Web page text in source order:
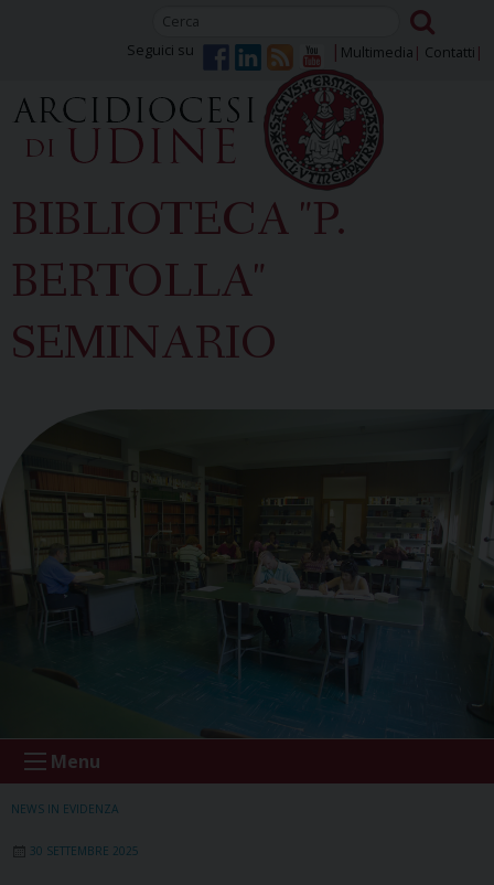
Multimedia Contatti
Seguici su
BIBLIOTECA "P.
BERTOLLA"
SEMINARIO
Menu
NEWS IN EVIDENZA
30 SETTEMBRE 2025